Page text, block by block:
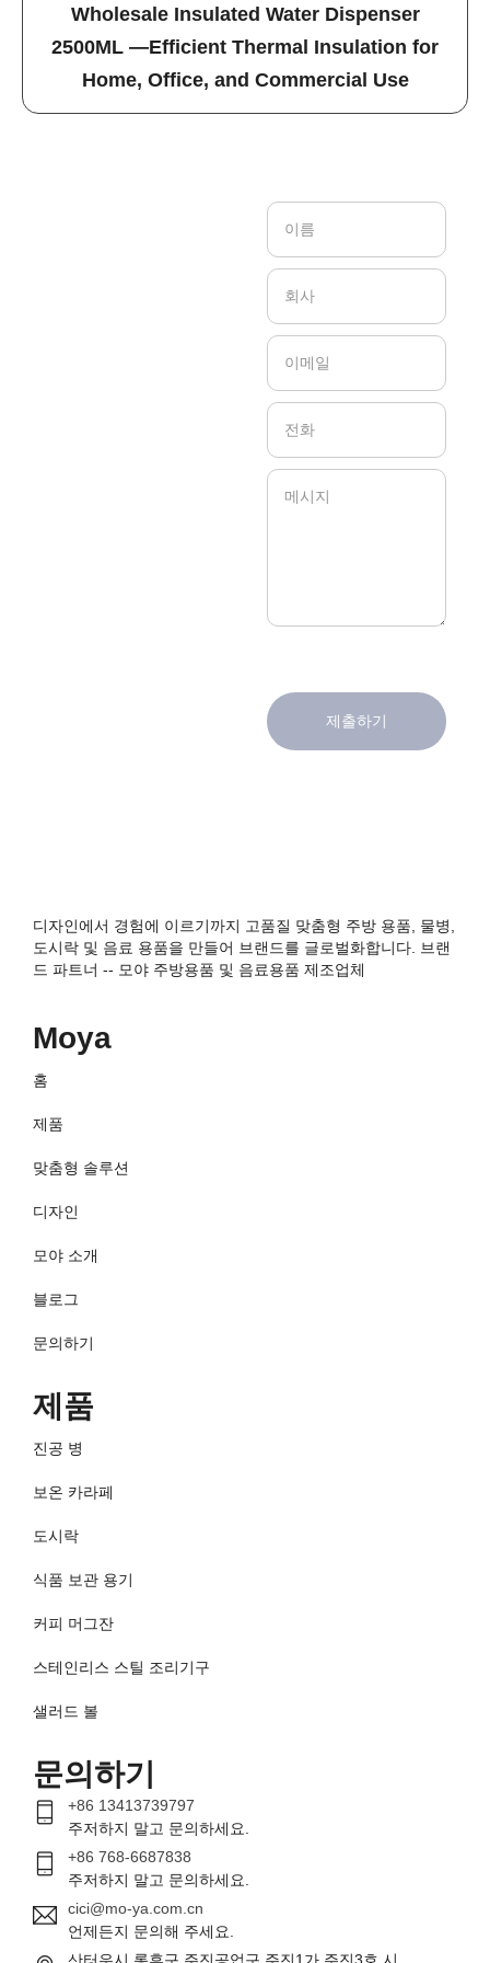
Wholesale Insulated Water Dispenser
2500ML —Efficient Thermal Insulation for
Home, Office, and Commercial Use
제출하기
디자인에서 경험에 이르기까지 고품질 맞춤형 주방 용품, 물병,
도시락 및 음료 용품을 만들어 브랜드를 글로벌화합니다. 브랜
드 파트너 -- 모야 주방용품 및 음료용품 제조업체
Moya
홈
제품
맞춤형 솔루션
디자인
모야 소개
블로그
문의하기
제품
진공 병
보온 카라페
도시락
식품 보관 용기
커피 머그잔
스테인리스 스틸 조리기구
샐러드 볼
문의하기
+86 13413739797
주저하지 말고 문의하세요.
+86 768-6687838
주저하지 말고 문의하세요.
cici@mo-ya.com.cn
언제든지 문의해 주세요.